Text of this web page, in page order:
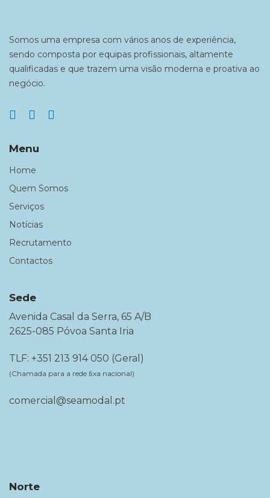
Somos uma empresa com vários anos de experiência,
sendo composta por equipas profissionais, altamente
qualificadas e que trazem uma visão moderna e proativa ao
negócio.
Menu
Home
Quem Somos
Serviços
Notícias
Recrutamento
Contactos
Sede
Avenida Casal da Serra, 65 A/B
2625-085 Póvoa Santa Iria
TLF: +351 213 914 050 (Geral)
(Chamada para a rede ﬁxa nacional)
comercial@seamodal.pt
Norte